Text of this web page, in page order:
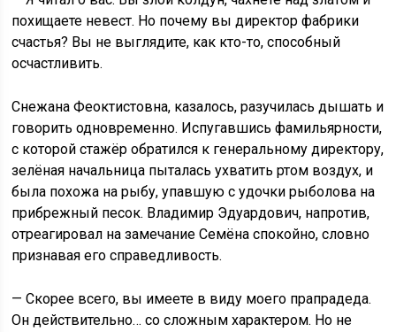
похищаете невест. Но почему вы директор фабрики
счастья? Вы не выглядите, как кто-то, способный
осчастливить.
Снежана Феоктистовна, казалось, разучилась дышать и
говорить одновременно. Испугавшись фамильярности,
с которой стажёр обратился к генеральному директору,
зелёная начальница пыталась ухватить ртом воздух, и
была похожа на рыбу, упавшую с удочки рыболова на
прибрежный песок. Владимир Эдуардович, напротив,
отреагировал на замечание Семёна спокойно, словно
признавая его справедливость.
— Скорее всего, вы имеете в виду моего прапрадеда.
Он действительно… со сложным характером. Но не